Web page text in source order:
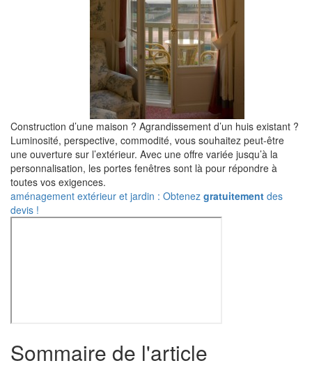
Construction d’une maison ? Agrandissement d’un huis existant ?
Luminosité, perspective, commodité, vous souhaitez peut-être
une ouverture sur l’extérieur. Avec une offre variée jusqu’à la
personnalisation, les portes fenêtres sont là pour répondre à
toutes vos exigences.
aménagement extérieur et jardin : Obtenez gratuitement des
devis !
Sommaire de l'article